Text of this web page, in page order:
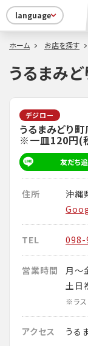
language
ホーム お店を探す
うるまみ
デジロー
うるまみどり町
※一皿120円(
友だち
住所
沖縄
TEL 098-
営業時間
月～
土日
※ラス
アクセス うる